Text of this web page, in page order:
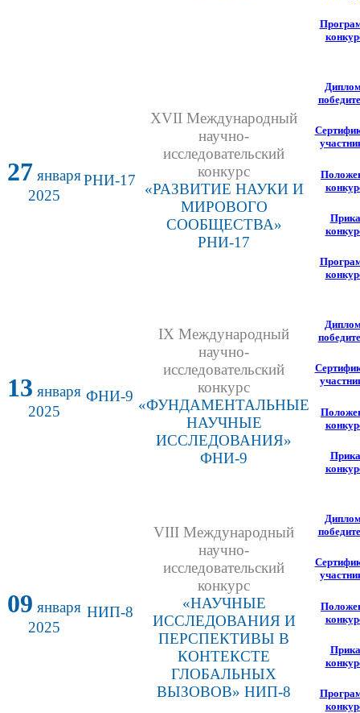
27 января
2025
РНИ-17
XVII Международный
научно-
исследовательский
конкурс
«РАЗВИТИЕ НАУКИ И
МИРОВОГО
СООБЩЕСТВА»
РНИ-17
13 января
2025
ФНИ-9
IX Международный
научно-
исследовательский
конкурс
«ФУНДАМЕНТАЛЬНЫЕ
НАУЧНЫЕ
ИССЛЕДОВАНИЯ»
ФНИ-9
09 января
2025
НИП-8
VIII Международный
научно-
исследовательский
конкурс
«НАУЧНЫЕ
ИССЛЕДОВАНИЯ И
ПЕРСПЕКТИВЫ В
КОНТЕКСТЕ
ГЛОБАЛЬНЫХ
ВЫЗОВОВ» НИП-8